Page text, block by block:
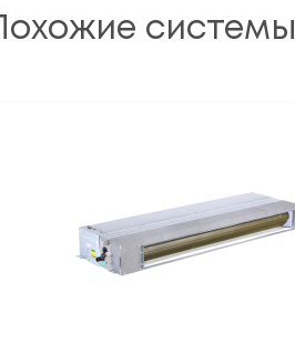
Похожие системы